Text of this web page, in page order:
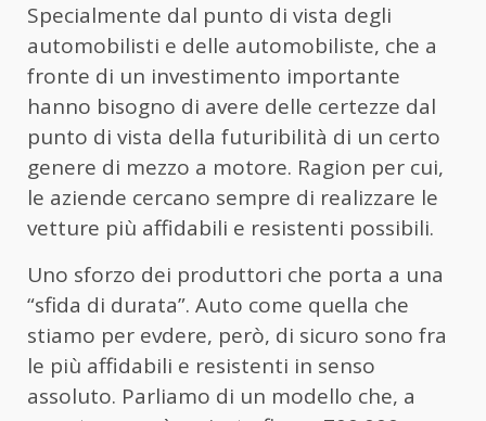
Specialmente dal punto di vista degli
automobilisti e delle automobiliste, che a
fronte di un investimento importante
hanno bisogno di avere delle certezze dal
punto di vista della futuribilità di un certo
genere di mezzo a motore. Ragion per cui,
le aziende cercano sempre di realizzare le
vetture più affidabili e resistenti possibili.
Uno sforzo dei produttori che porta a una
“sfida di durata”. Auto come quella che
stiamo per evdere, però, di sicuro sono fra
le più affidabili e resistenti in senso
assoluto. Parliamo di un modello che, a